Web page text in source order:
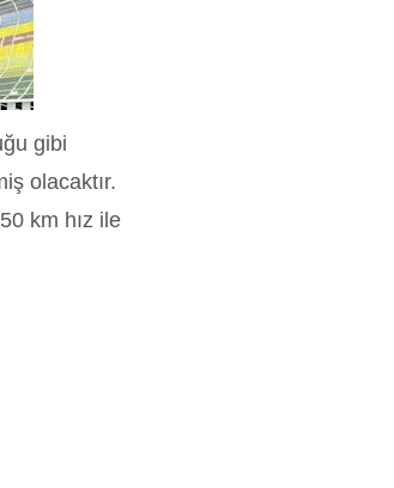
gibi
olacaktır.
km hız ile